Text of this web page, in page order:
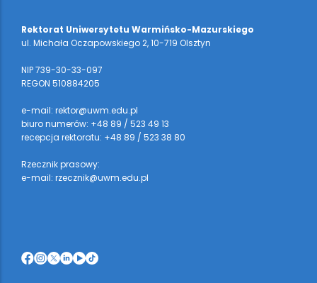
Rektorat Uniwersytetu Warmińsko-Mazurskiego
ul. Michała Oczapowskiego 2, 10-719 Olsztyn
NIP 739-30-33-097
REGON 510884205
e-mail: rektor@uwm.edu.pl
biuro numerów: +48 89 / 523 49 13
recepcja rektoratu: +48 89 / 523 38 80
Rzecznik prasowy:
e-mail: rzecznik@uwm.edu.pl